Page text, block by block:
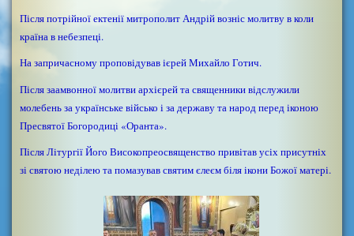
Після потрійної ектенії митрополит Андрій возніс молитву в коли
країна в небезпеці.
На запричасному проповідував ієрей Михайло Готич.
Після заамвонної молитви архієрей та священники відслужили
молебень за українське військо і за державу та народ перед іконою
Пресвятої Богородиці «Оранта».
Після Літургії Його Високопреосвященство привітав усіх присутніх
зі святою неділею та помазував святим єлеєм біля ікони Божої матері.